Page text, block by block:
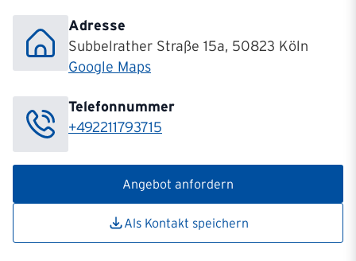
Adresse
Subbelrather Straße 15a, 50823 Köln
Google Maps
Telefonnummer
+492211793715
Angebot anfordern
Als Kontakt speichern